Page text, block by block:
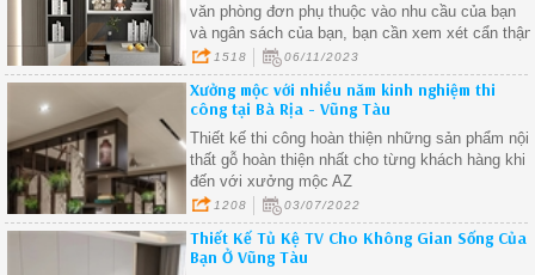
văn phòng đơn phụ thuộc vào nhu cầu của bạn
và ngân sách của bạn, bạn cần xem xét cẩn thận
nhu cầu và ưu tiên của mình để chọn loại tủ kệ
phù hợp nhất với không gian làm việc của bạn.
1518 06/11/2023
Xưởng mộc với nhiều năm kinh nghiệm thi
công tại Bà Rịa - Vũng Tàu
Thiết kế thi công hoàn thiện những sản phẩm nội
thất gỗ hoàn thiện nhất cho từng khách hàng khi
đến với xưởng mộc AZ
1208 03/07/2022
Thiết Kế Tủ Kệ TV Cho Không Gian Sống Của
Bạn Ở Vũng Tàu